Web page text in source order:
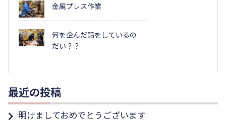
金属プレス作業
何を企んだ話をしているの
だい？？
最近の投稿
明けましておめでとうございます